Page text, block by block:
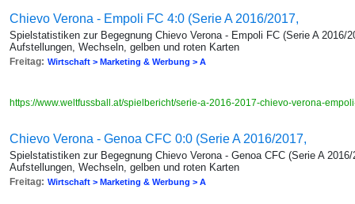
Chievo Verona - Empoli FC 4:0 (Serie A 2016/2017,
Spielstatistiken zur Begegnung Chievo Verona - Empoli FC (Serie A 2016/
Aufstellungen, Wechseln, gelben und roten Karten
Freitag: Wirtschaft > Marketing & Werbung > A
https://www.weltfussball.at/spielbericht/serie-a-2016-2017-chievo-verona-
Chievo Verona - Genoa CFC 0:0 (Serie A 2016/2017,
Spielstatistiken zur Begegnung Chievo Verona - Genoa CFC (Serie A
Aufstellungen, Wechseln, gelben und roten Karten
Freitag: Wirtschaft > Marketing & Werbung > A